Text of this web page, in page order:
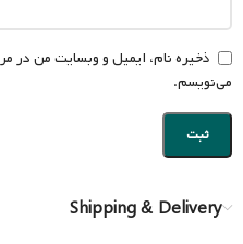
ذخیره نام، ایمیل و وبسایت من در
می‌نویسم.
Shipping & Delivery